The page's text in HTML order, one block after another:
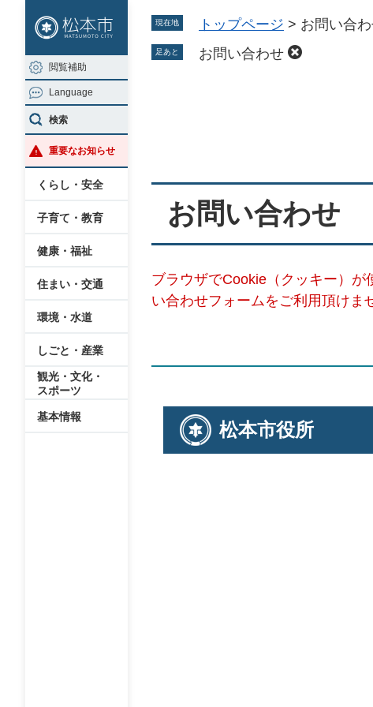
ジ
の
先
頭
で
す
ュ
ー
を
飛
ば
し
閲覧補助
Language
検索
重要なお知らせ
くらし・安全
子育て・教育
健康・福祉
住まい・交通
環境・水道
しごと・産業
観光・文化・
スポーツ
基本情報
現在地 トップページ > お問い合
足あと お問い合わせ
お問い合わせ
ブラウザでCookie（クッキー）
い合わせフォームをご利用頂けま
松本市役所